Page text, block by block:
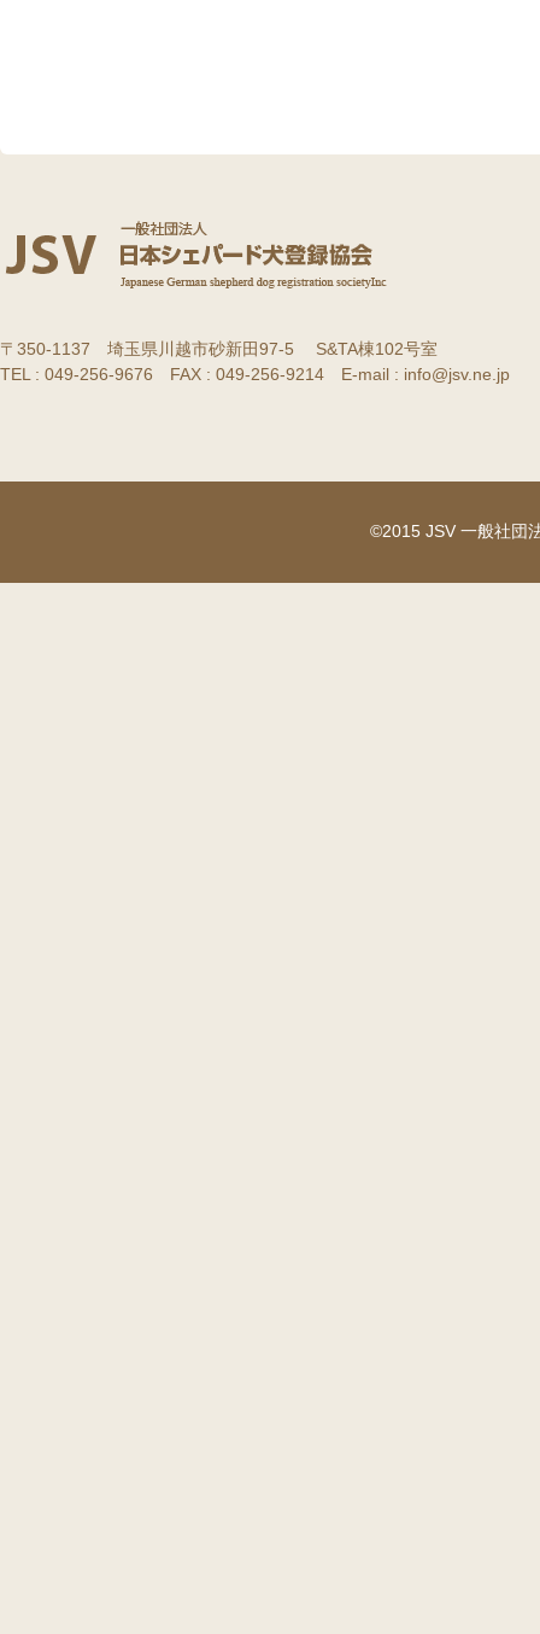
〒350-1137 埼玉県川越市砂新田97-5 S&TA棟102号室
TEL : 049-256-9676 FAX : 049-256-9214 E-mail : info@jsv.ne.jp
©2015 JSV 一般社団